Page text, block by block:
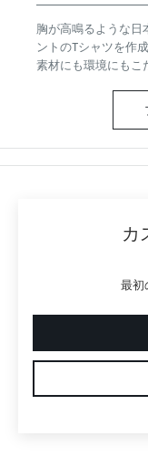
胸が高鳴るような日
ントのTシャツを作
素材にも環境にもこ
カ
最初